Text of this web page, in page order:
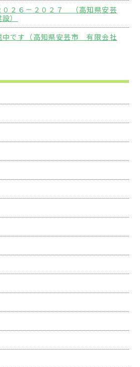
２６－２０２７ （高知県安芸
）
中です（高知県安芸市 有限会社